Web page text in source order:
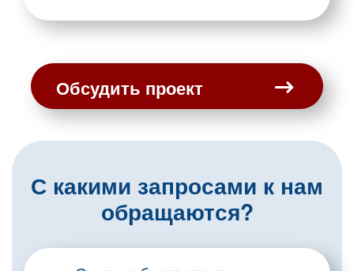
Обсудить проект
С какими запросами к нам
обращаются?